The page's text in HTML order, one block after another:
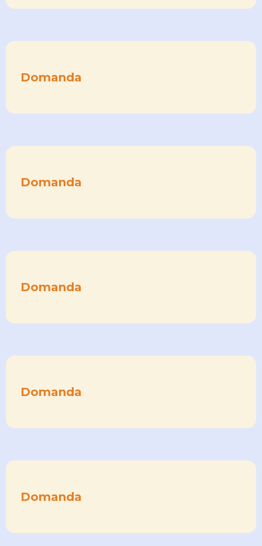
Domanda
Domanda
Domanda
Domanda
Domanda